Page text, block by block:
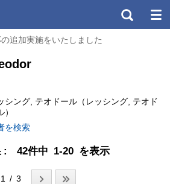
追加実施をいたしました
シング, テオドール（レッシング, テオド
）
を検索
42件中 1-20 を表示
1 / 3